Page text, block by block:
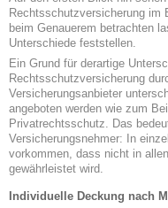
Rechtsschutzversicherung im
beim Genauerem betrachten
Unterschiede feststellen.
Ein Grund für derartige
Rechtsschutzversicherung
Versicherungsanbieter
angeboten werden wie zum
Privatrechtsschutz. Das
Versicherungsnehmer: In
vorkommen, dass nicht in
gewährleistet wird.
Individuelle Deckung nach